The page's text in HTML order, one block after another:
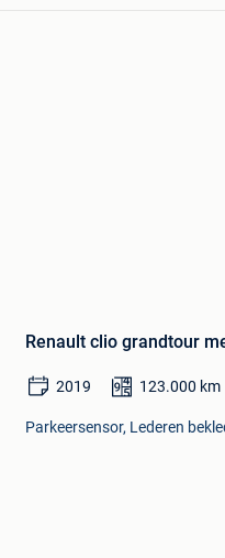
Renault clio grandtour
2019 123.000 km
Parkeersensor, Lederen